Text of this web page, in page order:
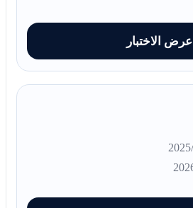
عرض الاختبار